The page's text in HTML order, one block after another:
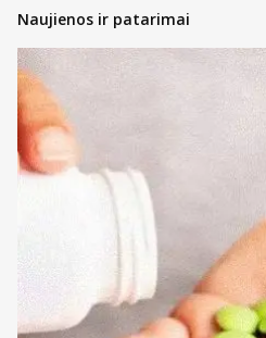
Naujienos ir patarimai